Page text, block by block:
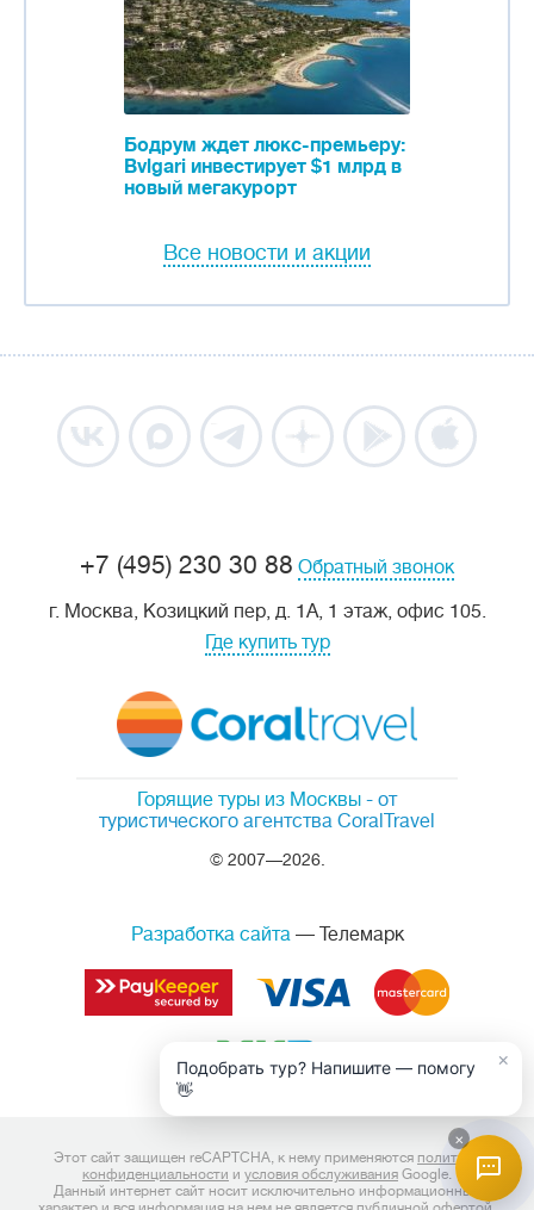
Бодрум ждет люкс-премьеру:
Bvlgari инвестирует $1 млрд в
новый мегакурорт
Все новости и акции
Горящие туры из Москвы - от
туристического агентства CoralTravel
© 2007—2026.
+7 (495) 230 30 88 Обратный звонок
г. Москва, Козицкий пер, д. 1А, 1 этаж, офис 105.
Где купить тур
Разработка сайта— Телемарк
Этот сайт защищен reCAPTCHA, к нему применяются политика
конфиденциальности и условия обслуживания Google.
Данный интернет сайт носит исключительно информационный
×
Подобрать тур? Напишите — помогу
👋
×